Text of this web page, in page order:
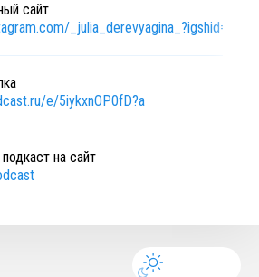
сайт
e/5iykxnOP0fD?a
на сайт